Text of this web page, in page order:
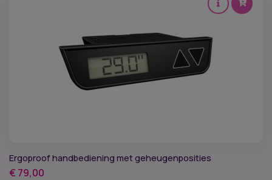
Ergoproof handbediening met geheugenposities
€ 79,00